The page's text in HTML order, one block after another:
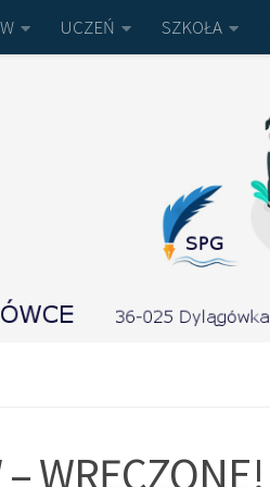
UCZEŃ SZKOŁA
WRĘCZONE!